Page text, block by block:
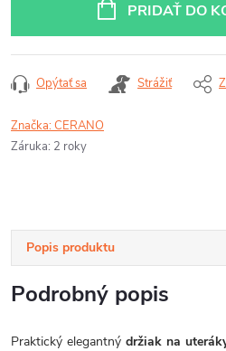
PRIDAŤ DO
Opýtať sa Strážiť
Značka:CERANO
Záruka: 2 roky
Popis produktu
Podrobný popis
Praktický elegantný držiak na